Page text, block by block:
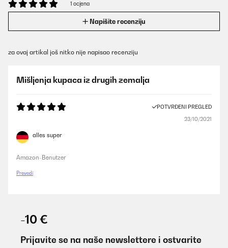
1 ocjena
Napišite recenziju
za ovaj artikal još nitko nije napisao recenziju
Mišljenja kupaca iz drugih zemalja
POTVRĐENI PREGLED
23/10/2021
alles super
Amazon-Benutzer
Prevedi
-10 €
Prijavite se na naše newslettere i ostvarite